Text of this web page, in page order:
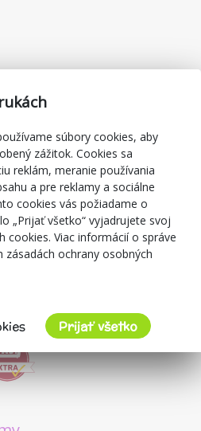
súbory cookies, aby
zážitok. Cookies sa
reklám, meranie používania
a pre reklamy a sociálne
cookies vás požiadame o
„Prijať všetko“ vyjadrujete svoj
cookies. Viac informácií o správe
zásadách ochrany osobných
Prijať všetko